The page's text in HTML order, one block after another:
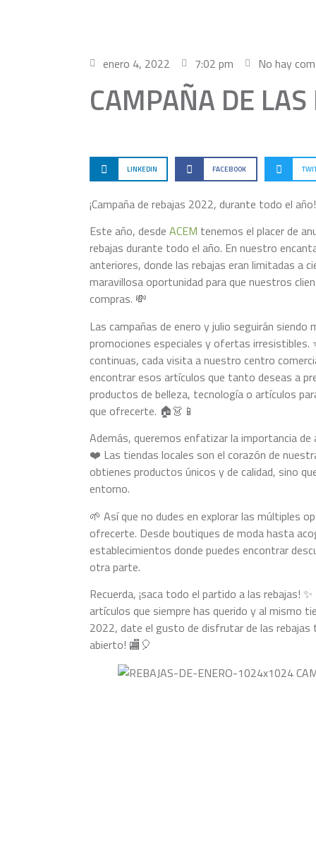
enero 4, 2022 7:02 pm No hay
CAMPAÑA DE
LINKEDIN FACEBOOK
¡Campaña de rebajas 2022, durante todo el
Este año, desde ACEM tenemos el placer de
rebajas durante todo el año. En nuestro
anteriores, donde las rebajas eran limitadas a
maravillosa oportunidad para que nuestros
compras. 💸
Las campañas de enero y julio seguirán
promociones especiales y ofertas irresistibles.
continuas, cada visita a nuestro centro
encontrar esos artículos que tanto deseas a
productos de belleza, tecnología o artículos
que ofrecerte. 🏠👗📱
Además, queremos enfatizar la importancia de
❤️ Las tiendas locales son el corazón de
obtienes productos únicos y de calidad, sino
entorno.
🌱 Así que no dudes en explorar las múltiples
ofrecerte. Desde boutiques de moda hasta
establecimientos donde puedes encontrar
otra parte.
Recuerda, ¡saca todo el partido a las rebajas!
artículos que siempre has querido y al mismo
2022, date el gusto de disfrutar de las rebajas
abierto! 🏬🎈